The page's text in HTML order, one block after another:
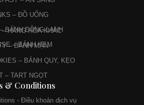
– ĐỒ UỐNG
BÁNH ĐÔNG LẠNH
– BÁNH KEM
HÀNG HÓA KHÁC
– BÁNH MẶN
– BÁNH QUY, KẸO
– TART NGỌT
& Conditions
- Điều khoản dịch vụ